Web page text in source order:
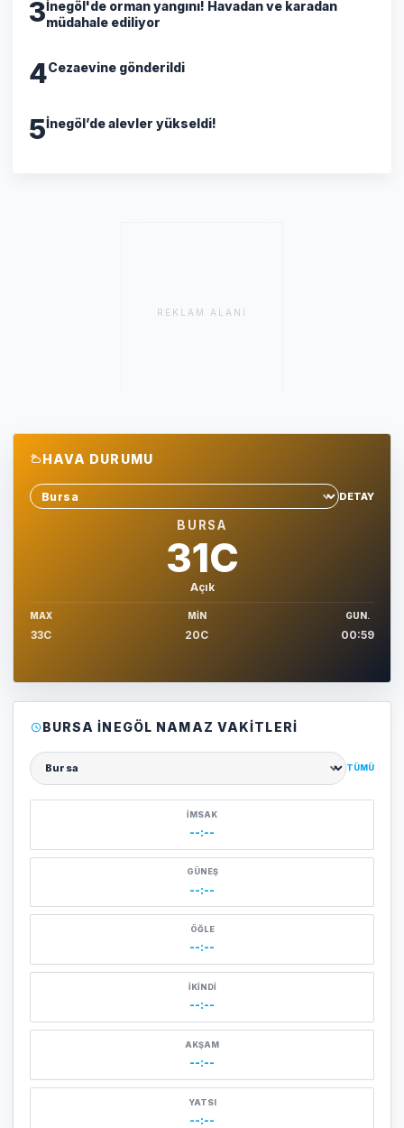
3İnegöl'de orman yangını! Havadan ve karadan
müdahale ediliyor
4Cezaevine gönderildi
5İnegöl’de alevler yükseldi!
REKLAM ALANI
HAVA DURUMU
Sehir sec
DETAY
BURSA
31C
Açık
MAX
33C
MIN
20C
GUN.
00:59
BURSA İNEGÖL NAMAZ VAKITLERI
Şehir seçin
TÜMÜ
İMSAK
--:--
GÜNEŞ
--:--
ÖĞLE
--:--
İKINDI
--:--
AKŞAM
--:--
YATSI
--:--